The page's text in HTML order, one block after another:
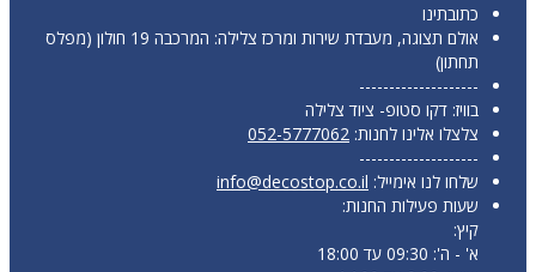
כתובתינו
אולם תצוגה, מעבדת שירות ומרכז צלילה: המרכבה 19 חולון (מפלס
תחתון)
--------------------
בוויז: דקו סטופ- ציוד צלילה
צלצלו אלינו לחנות: 052-5777062
--------------------
שלחו לנו אימייל: info@decostop.co.il
שעות פעילות החנות:
קיץ:
א' - ה': 09:30 עד 18:00